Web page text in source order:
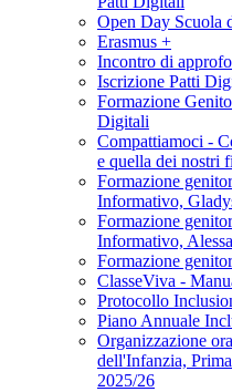
Open Day Scuola
Erasmus +
Incontro di
Iscrizione Patti
Formazione
Digitali
Compattiamoci -
e quella dei nostri
Formazione
Informativo,
Formazione
Informativo,
Formazione
ClasseViva -
Protocollo
Piano Annuale
Organizzazione
dell'Infanzia,
2025/26